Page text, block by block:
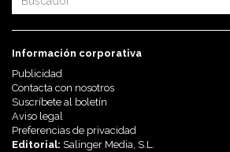
Información corporativa
Publicidad
Contacta con nosotros
Suscríbete al boletín
Aviso legal
Preferencias de privacidad
Editorial: Salinger Media, S.L.